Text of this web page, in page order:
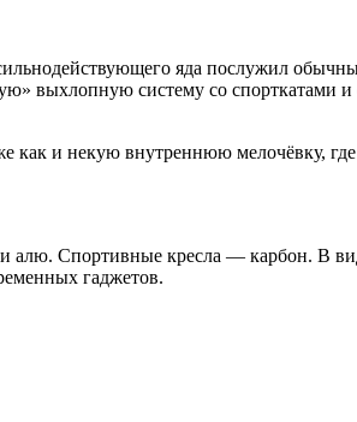
яда послужил
выхлопную систему со спорткатами
как и некую внутреннюю мелочёвку,
и алю. Спортивные кресла — карбон. В
гаджетов.